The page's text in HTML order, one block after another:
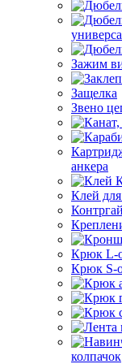
Зажим
Защелка
Звено
анкера
Клей
Крюк L-
Крюк S-
колпачок